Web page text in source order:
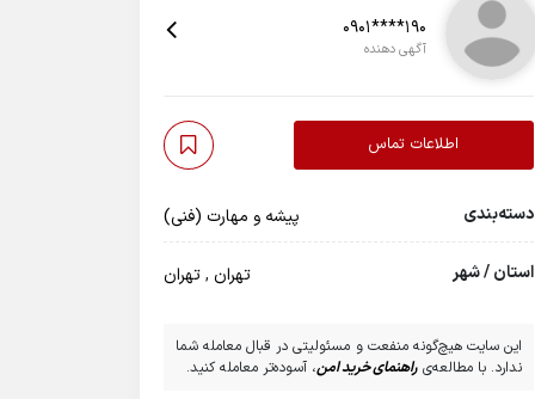
0901****190
آگهی دهنده
اطلاعات تماس
دسته‌بندی پیشه و مهارت (فنی)
استان / شهر تهران ,تهران
این سایت هیچ‌گونه منفعت و مسئولیتی در قبال معامله شما
ندارد. با مطالعه‌ی راهنمای خرید امن، آسوده‌تر معامله کنید.